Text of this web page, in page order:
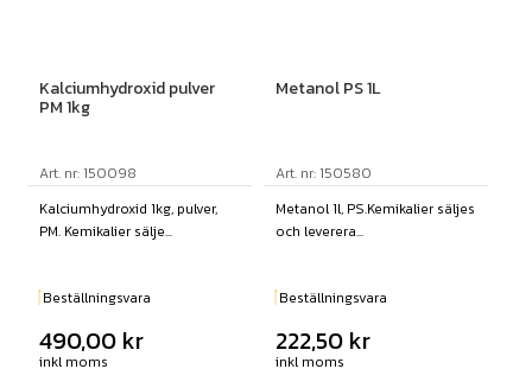
Kalciumhydroxid pulver
PM 1kg
Art. nr: 150098
Kalciumhydroxid 1kg, pulver,
PM. Kemikalier sälje...
Beställningsvara
490,00 kr
inkl moms
Metanol PS 1L
Art. nr: 150580
Metanol 1l, PS.Kemikalier säljes
och leverera...
Beställningsvara
222,50 kr
inkl moms